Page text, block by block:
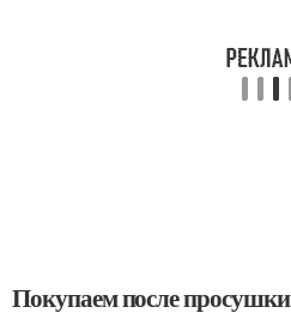
Покупаем после просушки